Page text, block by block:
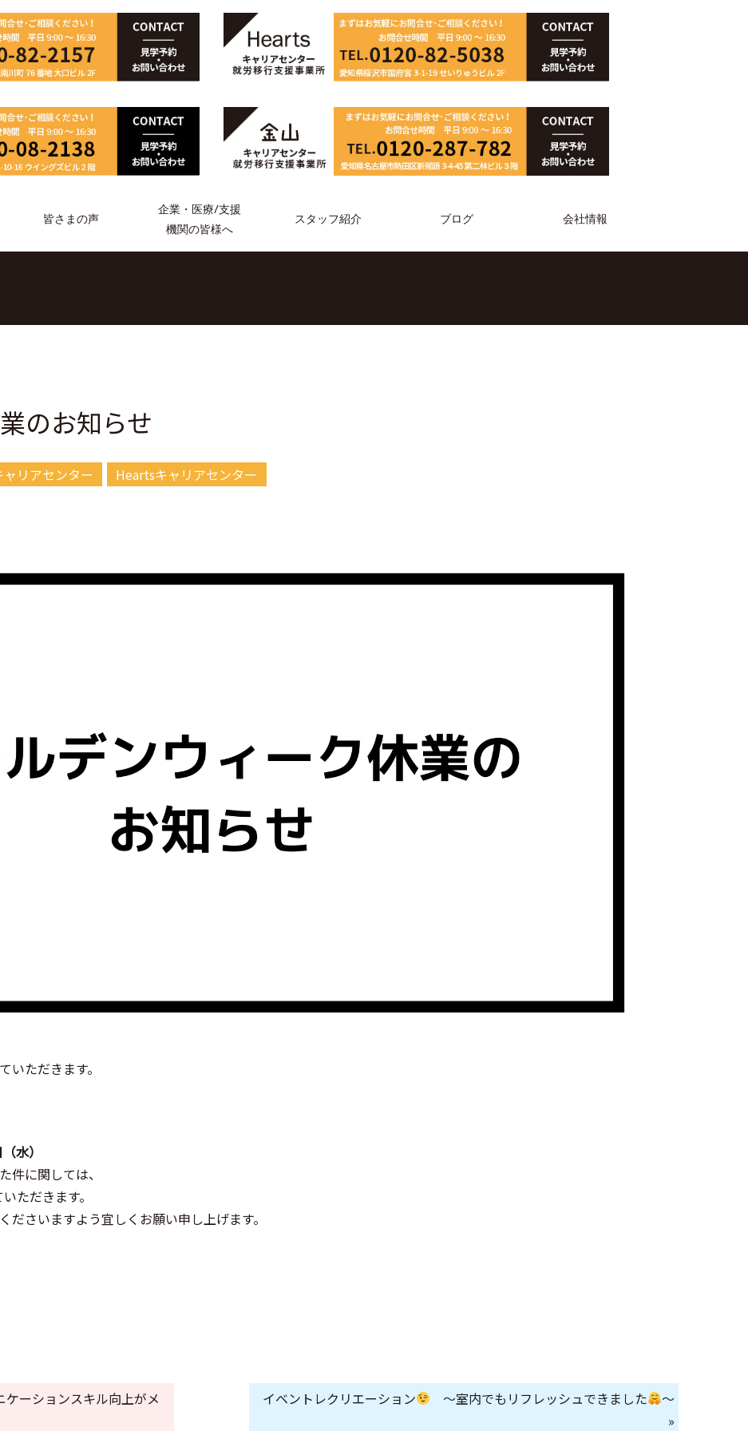
皆さまの声
企業・医療/支援
機関の皆様へ
スタッフ紹介 ブログ 会社情報
のお知らせ
ャリアセンター
Heartsキャリアセンター
ただきます。
水）
に関しては、
ただきます。
さいますよう宜しくお願い申し上げます。
ーションスキル向上がメ
イベントレクリエーション ～室内でもリフレッシュできました
～
»